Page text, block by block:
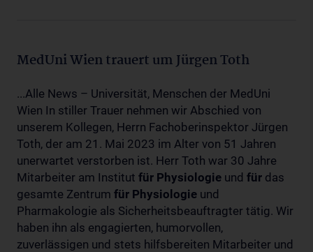
MedUni Wien trauert um Jürgen Toth
...Alle News – Universität, Menschen der MedUni
Wien In stiller Trauer nehmen wir Abschied von
unserem Kollegen, Herrn Fachoberinspektor Jürgen
Toth, der am 21. Mai 2023 im Alter von 51 Jahren
unerwartet verstorben ist. Herr Toth war 30 Jahre
Mitarbeiter am Institut für Physiologie und für das
gesamte Zentrum für Physiologie und
Pharmakologie als Sicherheitsbeauftragter tätig. Wir
haben ihn als engagierten, humorvollen,
zuverlässigen und stets hilfsbereiten Mitarbeiter und